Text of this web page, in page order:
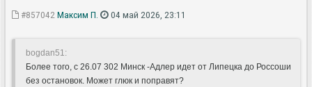
#857042 Максим П. 04 май 2026, 23:11
bogdan51:
Более того, с 26.07 302 Минск -Адлер идет от Липецка до Россоши
без остановок. Может глюк и поправят?